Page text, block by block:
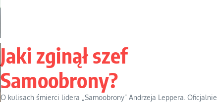
Jaki zginął szef
Samoobrony?
O kulisach śmierci lidera „Samoobrony” Andrzeja Leppera. Oficjalnie